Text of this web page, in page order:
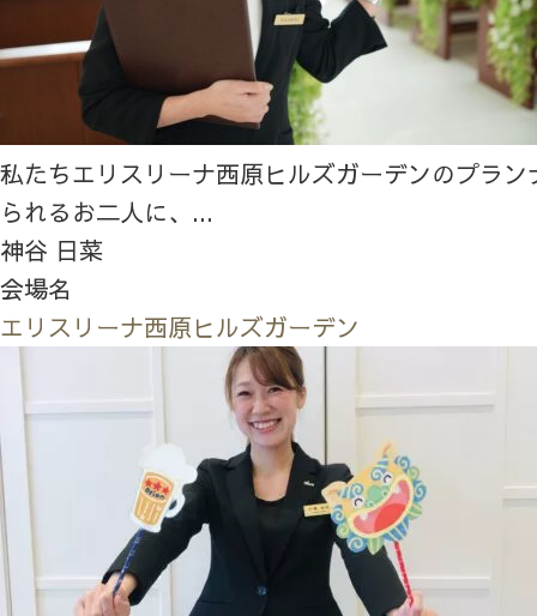
私たちエリスリーナ西原ヒルズガーデンのプラ
られるお二人に、...
神谷 日菜
会場名
エリスリーナ西原ヒルズガーデン